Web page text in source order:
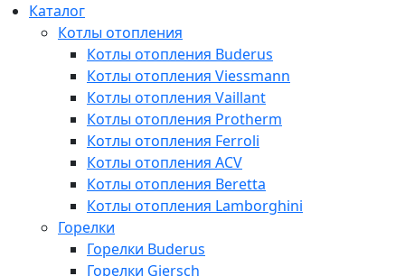
Каталог
Котлы отопления
Котлы отопления Buderus
Котлы отопления Viessmann
Котлы отопления Vaillant
Котлы отопления Protherm
Котлы отопления Ferroli
Котлы отопления ACV
Котлы отопления Beretta
Котлы отопления Lamborghini
Горелки
Горелки Buderus
Горелки Giersch